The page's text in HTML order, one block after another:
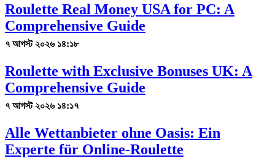
Roulette Real Money USA for PC: A
Comprehensive Guide
৭ আগস্ট ২০২৬ ১৪:১৮
Roulette with Exclusive Bonuses UK: A
Comprehensive Guide
৭ আগস্ট ২০২৬ ১৪:১৭
Alle Wettanbieter ohne Oasis: Ein
Experte für Online-Roulette